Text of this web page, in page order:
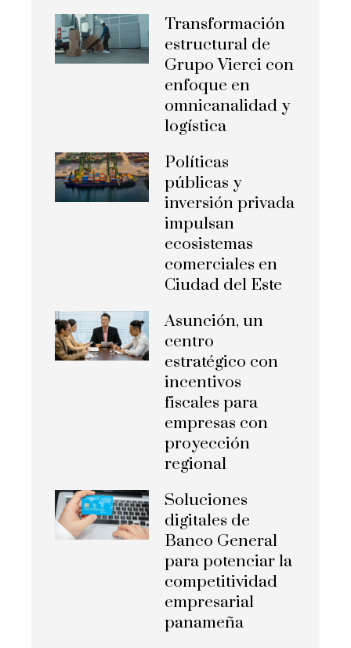
Transformación
estructural de
Grupo Vierci con
enfoque en
omnicanalidad y
logística
Políticas
públicas y
inversión privada
impulsan
ecosistemas
comerciales en
Ciudad del Este
Asunción, un
centro
estratégico con
incentivos
fiscales para
empresas con
proyección
regional
Soluciones
digitales de
Banco General
para potenciar la
competitividad
empresarial
panameña